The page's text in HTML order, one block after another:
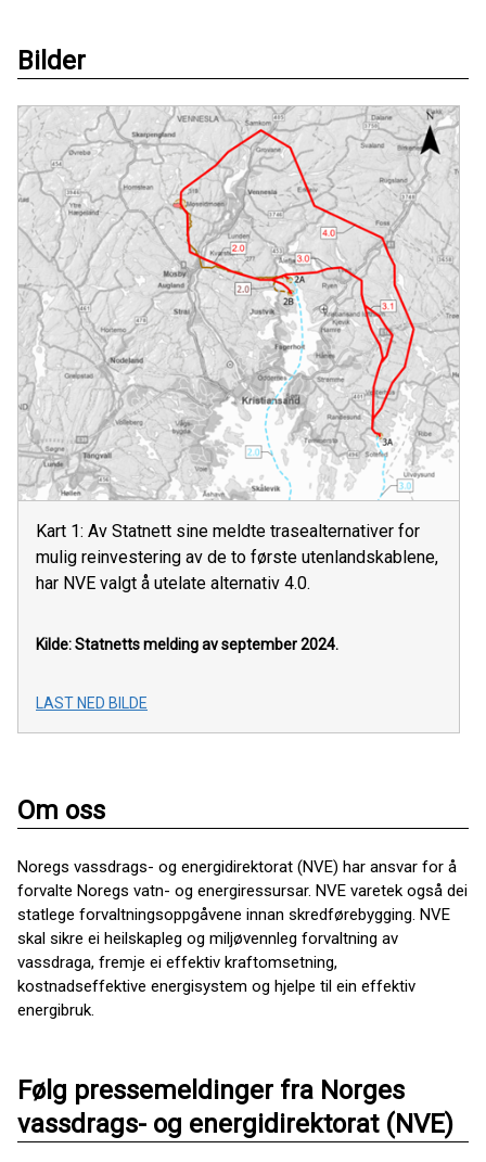
Bilder
Kart 1: Av Statnett sine meldte trasealternativer for
mulig reinvestering av de to første utenlandskablene,
har NVE valgt å utelate alternativ 4.0.
Kilde: Statnetts melding av september 2024.
LAST NED BILDE
Om oss
Noregs vassdrags- og energidirektorat (NVE) har ansvar for å
forvalte Noregs vatn- og energiressursar. NVE varetek også dei
statlege forvaltningsoppgåvene innan skredførebygging. NVE
skal sikre ei heilskapleg og miljøvennleg forvaltning av
vassdraga, fremje ei effektiv kraftomsetning,
kostnadseffektive energisystem og hjelpe til ein effektiv
energibruk.
Følg pressemeldinger fra Norges
vassdrags- og energidirektorat (NVE)